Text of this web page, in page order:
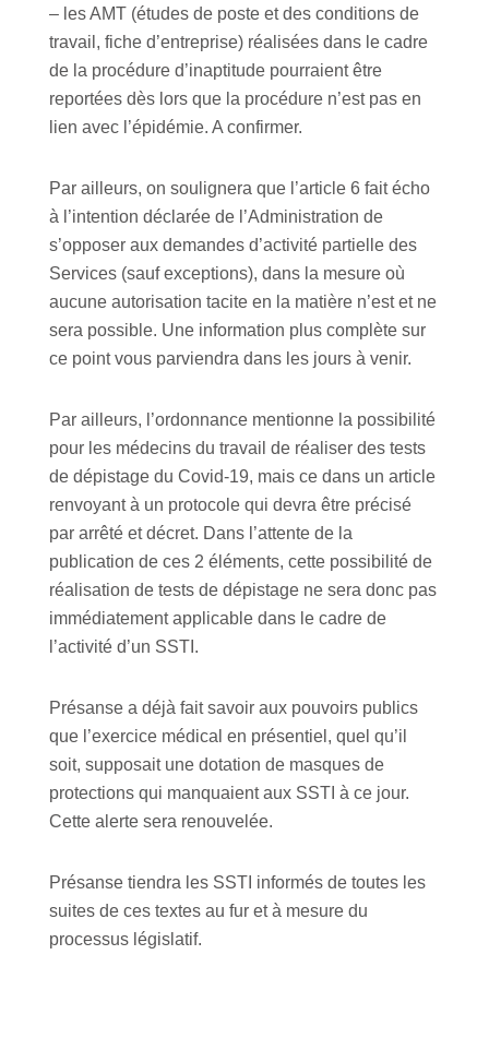
– les AMT (études de poste et des conditions de
travail, fiche d’entreprise) réalisées dans le cadre
de la procédure d’inaptitude pourraient être
reportées dès lors que la procédure n’est pas en
lien avec l’épidémie. A confirmer.
Par ailleurs, on soulignera que l’article 6 fait écho
à l’intention déclarée de l’Administration de
s’opposer aux demandes d’activité partielle des
Services (sauf exceptions), dans la mesure où
aucune autorisation tacite en la matière n’est et ne
sera possible. Une information plus complète sur
ce point vous parviendra dans les jours à venir.
Par ailleurs, l’ordonnance mentionne la possibilité
pour les médecins du travail de réaliser des tests
de dépistage du Covid-19, mais ce dans un article
renvoyant à un protocole qui devra être précisé
par arrêté et décret. Dans l’attente de la
publication de ces 2 éléments, cette possibilité de
réalisation de tests de dépistage ne sera donc pas
immédiatement applicable dans le cadre de
l’activité d’un SSTI.
Présanse a déjà fait savoir aux pouvoirs publics
que l’exercice médical en présentiel, quel qu’il
soit, supposait une dotation de masques de
protections qui manquaient aux SSTI à ce jour.
Cette alerte sera renouvelée.
Présanse tiendra les SSTI informés de toutes les
suites de ces textes au fur et à mesure du
processus législatif.